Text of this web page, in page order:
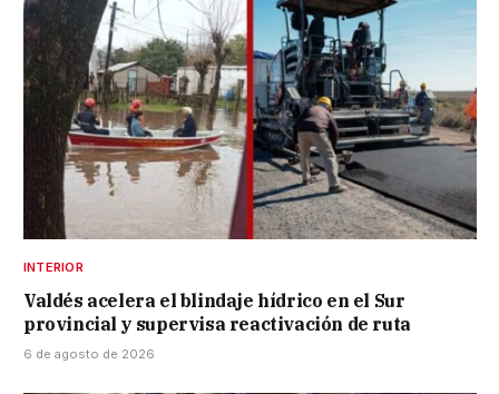
INTERIOR
Valdés acelera el blindaje hídrico en el Sur
provincial y supervisa reactivación de ruta
6 de agosto de 2026